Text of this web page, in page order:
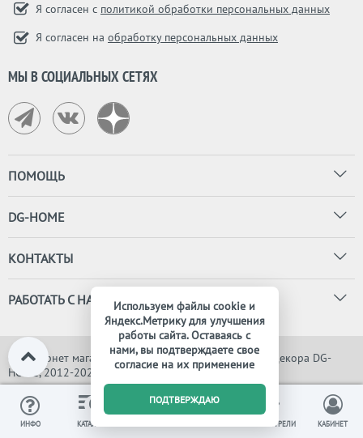
Я согласен с политикой обработки персональных данных
Я согласен на обработку персональных данных
МЫ В СОЦИАЛЬНЫХ СЕТЯХ
ПОМОЩЬ
DG-HOME
КОНТАКТЫ
РАБОТАТЬ С НАМИ
© Интернет магазин дизайнерской мебели, света и декора DG-
HOME, 2012-2026. Все права защищены
ИНФО КАТАЛОГ
0
ВЫ СМОТРЕЛИ КАБИНЕТ
Используем файлы cookie и
Яндекс.Метрику для улучшения
работы сайта. Оставаясь с
нами, вы подтверждаете свое
согласие на их применение
ПОДТВЕРЖДАЮ